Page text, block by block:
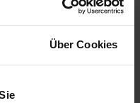
Über Cookies
Renault